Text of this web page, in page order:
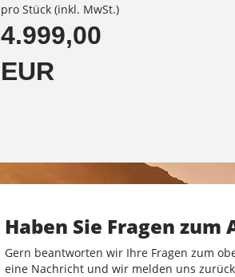
pro Stück (inkl. MwSt.)
4.999,00
EUR
Haben Sie Fragen zum
Gern beantworten wir Ihre Fragen zum
eine Nachricht und wir melden uns zurück